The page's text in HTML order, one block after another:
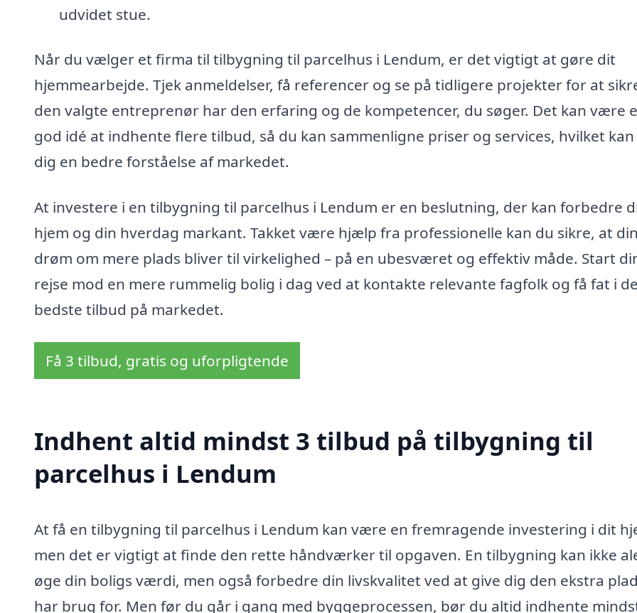
udvidet stue.
Når du vælger et firma til tilbygning til parcelhus i Lendum, er det vigtigt at gøre dit
hjemmearbejde. Tjek anmeldelser, få referencer og se på tidligere projekter for at
den valgte entreprenør har den erfaring og de kompetencer, du søger. Det kan være
god idé at indhente flere tilbud, så du kan sammenligne priser og services, hvilket kan
dig en bedre forståelse af markedet.
At investere i en tilbygning til parcelhus i Lendum er en beslutning, der kan forbedre
hjem og din hverdag markant. Takket være hjælp fra professionelle kan du sikre, at din
drøm om mere plads bliver til virkelighed – på en ubesværet og effektiv måde. Start
rejse mod en mere rummelig bolig i dag ved at kontakte relevante fagfolk og få fat i de
bedste tilbud på markedet.
Få 3 tilbud, gratis og uforpligtende
Indhent altid mindst 3 tilbud på tilbygning til
parcelhus i Lendum
At få en tilbygning til parcelhus i Lendum kan være en fremragende investering i dit
men det er vigtigt at finde den rette håndværker til opgaven. En tilbygning kan ikke
øge din boligs værdi, men også forbedre din livskvalitet ved at give dig den ekstra
har brug for. Men før du går i gang med byggeprocessen, bør du altid indhente